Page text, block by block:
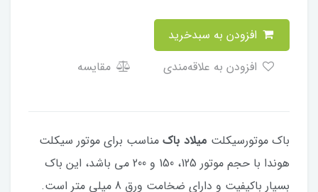
مقایسه
باک موتورسیکلت میلاد باک مناسب برای موتور سیکلت
هوندا با حجم موتور 125، 150 و 200 می باشد، این باک
بسیار باکیفیت و دارای ضخامت ورق 8 میلی متر است.